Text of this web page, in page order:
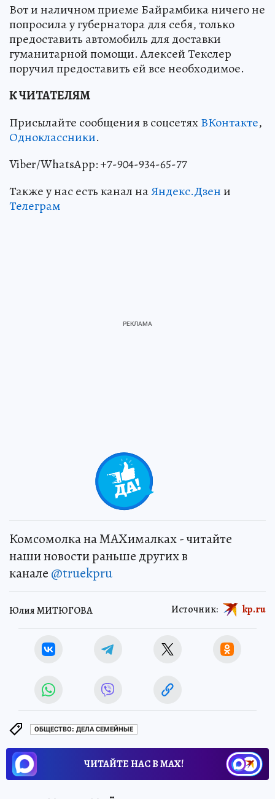
Вот и наличном приеме Байрамбика ничего не
попросила у губернатора для себя, только
предоставить автомобиль для доставки
гуманитарной помощи. Алексей Текслер
поручил предоставить ей все необходимое.
К ЧИТАТЕЛЯМ
Присылайте сообщения в соцсетяхВКонтакте,
Одноклассники.
Viber/WhatsApp: +7-904-934-65-77
Также у нас есть канал наЯндекс.Дзени
Телеграм
Комсомолка на MAXималках - читайте
наши новости раньше других в
канале @truekpru
Юлия МИТЮГОВА Источник: kp.ru
ОБЩЕСТВО: ДЕЛА СЕМЕЙНЫЕ
ЧИТАЙТЕ НАС В МАХ!